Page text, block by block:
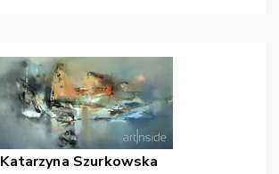
Katarzyna Szurkowska